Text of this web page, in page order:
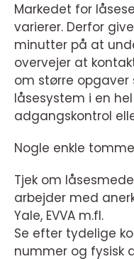
Markedet for
varierer. Derfor
minutter på at
overvejer at
om større
låsesystem i en
adgangskontrol
Nogle enkle
Tjek om
arbejder med
Yale, EVVA m.fl.
Se efter tydelige
nummer og fysisk